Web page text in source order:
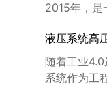
2015年，是
液压系统高
随着工业
系统作为工程